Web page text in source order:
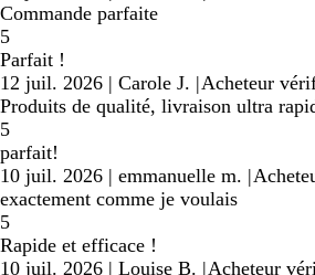
Commande parfaite
5
Parfait !
12 juil. 2026 | Carole J. |Acheteur
Produits de qualité, livraison ultra
5
parfait!
10 juil. 2026 | emmanuelle m. |
exactement comme je voulais
5
Rapide et efficace !
10 juil. 2026 | Louise B. |Acheteur